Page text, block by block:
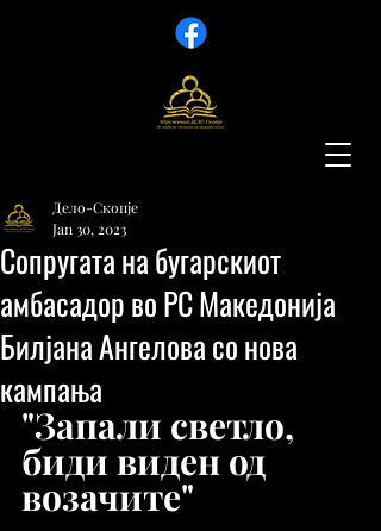
Сопругата на бугарскиот
амбасадор во РС Македонија
Билјана Ангелова со нова
кампања
Дело-Скопје
Jan 30, 2023
"Запали светло,
биди виден од
возачите"